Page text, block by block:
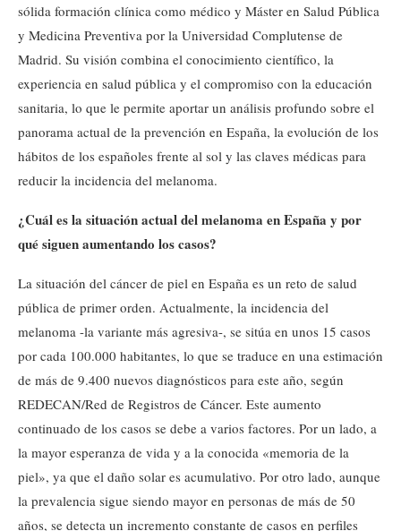
sólida formación clínica como médico y Máster en Salud Pública
y Medicina Preventiva por la Universidad Complutense de
Madrid. Su visión combina el conocimiento científico, la
experiencia en salud pública y el compromiso con la educación
sanitaria, lo que le permite aportar un análisis profundo sobre el
panorama actual de la prevención en España, la evolución de los
hábitos de los españoles frente al sol y las claves médicas para
reducir la incidencia del melanoma.
¿Cuál es la situación actual del melanoma en España y por
qué siguen aumentando los casos?
La situación del cáncer de piel en España es un reto de salud
pública de primer orden. Actualmente, la incidencia del
melanoma -la variante más agresiva-, se sitúa en unos 15 casos
por cada 100.000 habitantes, lo que se traduce en una estimación
de más de 9.400 nuevos diagnósticos para este año, según
REDECAN/Red de Registros de Cáncer. Este aumento
continuado de los casos se debe a varios factores. Por un lado, a
la mayor esperanza de vida y a la conocida «memoria de la
piel», ya que el daño solar es acumulativo. Por otro lado, aunque
la prevalencia sigue siendo mayor en personas de más de 50
años, se detecta un incremento constante de casos en perfiles